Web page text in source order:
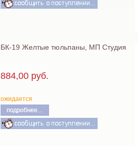
БК-19 Желтые тюльпаны, МП Студия
884,00 руб.
ожидается